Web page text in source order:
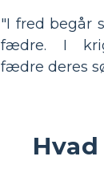
"I fred begår
fædre. I
fædre deres